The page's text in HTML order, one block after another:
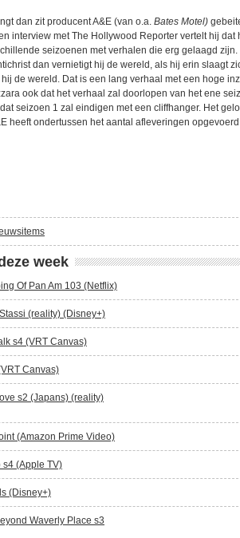
dan zit producent A&E (van o.a. Bates Motel)
interview met The Hollywood Reporter vertelt hij dat
seizoenen met verhalen die erg gelaagd zijn.
dan vernietigt hij de wereld, als hij erin slaagt
de wereld. Dat is een lang verhaal met een hoge
ook dat het verhaal zal doorlopen van het ene
seizoen 1 zal eindigen met een cliffhanger. Het
heeft ondertussen het aantal afleveringen
week
Of Pan Am 103 (Netflix)
(reality) (Disney+)
s4 (VRT Canvas)
Canvas)
s2 (Japans) (reality)
(Amazon Prime Video)
s4 (Apple TV)
(Disney+)
Waverly Place s3